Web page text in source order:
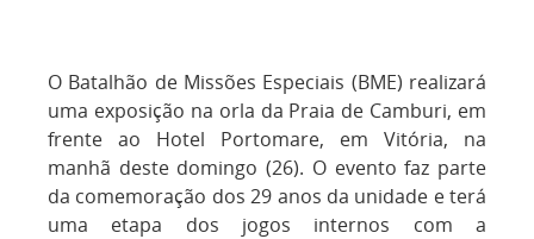
O Batalhão de Missões Especiais (BME) realizará
uma exposição na orla da Praia de Camburi, em
frente ao Hotel Portomare, em Vitória, na
manhã deste domingo (26). O evento faz parte
da comemoração dos 29 anos da unidade e terá
uma etapa dos jogos internos com a